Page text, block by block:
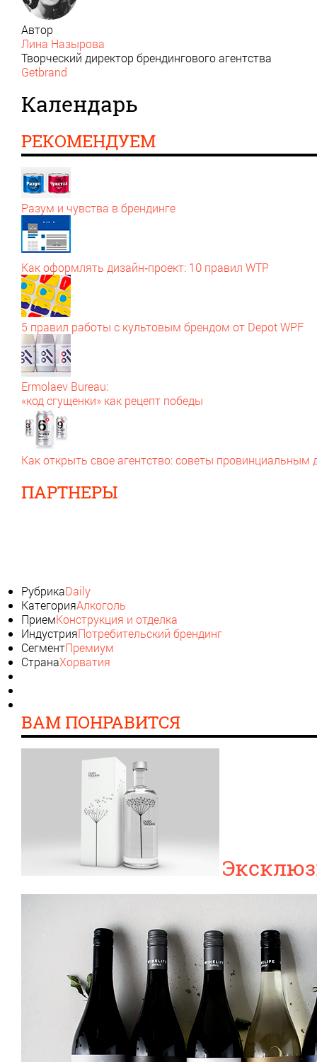
Автор
Лина Назырова
Творческий директор брендингового агентства
Getbrand
Календарь
РЕКОМЕНДУЕМ
Разум и чувства в брендинге
Как оформлять дизайн‑проект: 10 правил WTP
5 правил работы с культовым брендом от Depot WPF
Ermolaev Bureau:
«код сгущенки» как рецепт победы
Как открыть свое агентство: советы провинциальным
ПАРТНЕРЫ
РубрикаDaily
КатегорияАлкоголь
ПриемКонструкция и отделка
ИндустрияПотребительский брендинг
СегментПремиум
СтранаХорватия
ВАМ ПОНРАВИТСЯ